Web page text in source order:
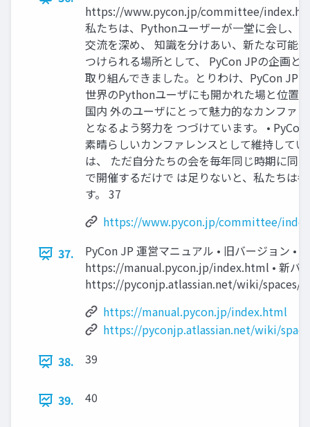
https://www.pycon.jp/committee/
私たちは、Pythonユーザーが一堂に会し、
交流を深め、 知識を分けあい、新たな可能
つけられる場所として、 PyCon JPの企画と
取り組んできました。とりわけ、PyCon JP
世界のPythonユーザにも開かれた場と位置
国内 外のユーザにとって魅力的なカンファ
となるよう努力を つづけています。 • PyCon
素晴らしいカンファレンスとして維持してい
は、 ただ自分たちの会を毎年同じ時期に同
で開催するだけで は足りないと、私たちは
す。 37
https://www.pycon.jp/committee/
37.
PyCon JP 運営マニュアル • 旧バージョン •
https://manual.pycon.jp/index.html • 新バ
https://pyconjp.atlassian.net/wiki/spaces/
https://manual.pycon.jp/index.html
https://pyconjp.atlassian.net/wiki/
38.
39
39. 40